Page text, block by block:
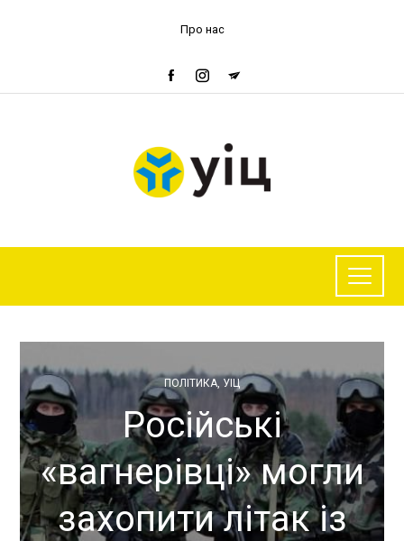
Про нас
ПОЛІТИКА, УІЦ
Російські
«вагнерівці» могли
захопити літак із